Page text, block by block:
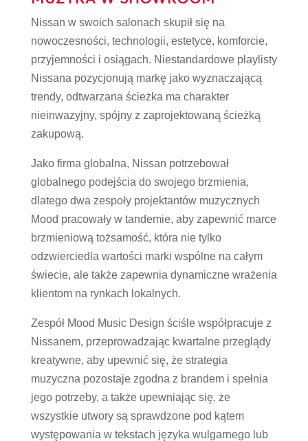
Nissan w swoich salonach skupił się na
nowoczesności, technologii, estetyce, komforcie,
przyjemności i osiągach. Niestandardowe playlisty
Nissana pozycjonują markę jako wyznaczającą
trendy, odtwarzana ścieżka ma charakter
nieinwazyjny, spójny z zaprojektowaną ścieżką
zakupową.
Jako firma globalna, Nissan potrzebował
globalnego podejścia do swojego brzmienia,
dlatego dwa zespoły projektantów muzycznych
Mood pracowały w tandemie, aby zapewnić marce
brzmieniową tożsamość, która nie tylko
odzwierciedla wartości marki wspólne na całym
świecie, ale także zapewnia dynamiczne wrażenia
klientom na rynkach lokalnych.
Zespół Mood Music Design ściśle współpracuje z
Nissanem, przeprowadzając kwartalne przeglądy
kreatywne, aby upewnić się, że strategia
muzyczna pozostaje zgodna z brandem i spełnia
jego potrzeby, a także upewniając się, że
wszystkie utwory są sprawdzone pod kątem
występowania w tekstach języka wulgarnego lub